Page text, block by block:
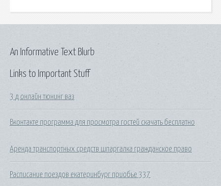
Links to Important Stuff
3 д онлайн тюнинг ваз
Вконтакте программа для просмотра гостей скачать бесплатно
Аренда транспортных средств шпаргалка гражданское право
Расписание поездов екатеринбург приобье 337
An Informative Text Blurb